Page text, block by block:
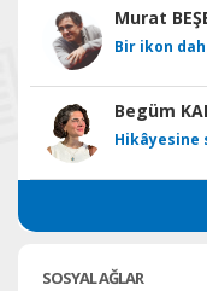
Murat
Bir ikon
Begüm
Hikâyesine
SOSYAL AĞLAR